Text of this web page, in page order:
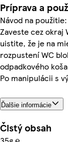
Príprava a
Návod na použitie:
Zaveste cez okraj
uistite, že je na
rozpustení WC
odpadkového
Po manipulácii s
Ďalšie informácie
Čistý obsah